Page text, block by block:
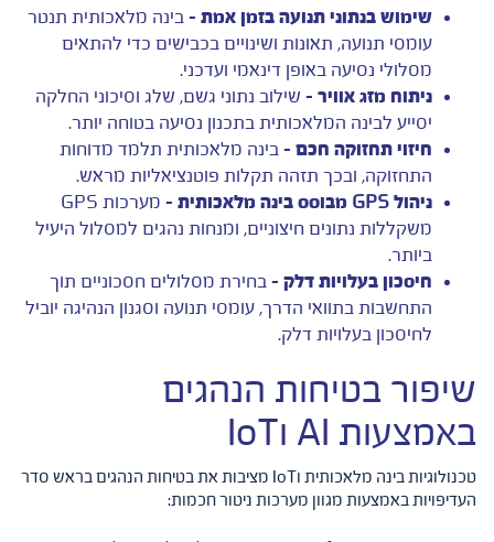
שימוש בנתוני תנועה בזמן אמת – בינה מלאכותית תנטר
עומסי תנועה, תאונות ושינויים בכבישים כדי להתאים
מסלולי נסיעה באופן דינאמי ועדכני.
ניתוח מזג אוויר – שילוב נתוני גשם, שלג וסיכוני החלקה
יסייע לבינה המלאכותית בתכנון נסיעה בטוחה יותר.
חיזוי תחזוקה חכם – בינה מלאכותית תלמד מדוחות
התחזוקה, ובכך תזהה תקלות פוטנציאליות מראש.
ניהול GPS מבוסס בינה מלאכותית –
מערכות GPS
משקללות נתונים חיצוניים, ומנחות נהגים למסלול היעיל
ביותר.
חיסכון בעלויות דלק – בחירת מסלולים חסכוניים תוך
התחשבות בתוואי הדרך, עומסי תנועה וסגנון הנהיגה יוביל
לחיסכון בעלויות דלק.
שיפור בטיחות הנהגים
באמצעות AI וIoT
טכנולוגיות בינה מלאכותית וIoT מציבות את בטיחות הנהגים בראש סדר
העדיפויות באמצעות מגוון מערכות ניטור חכמות: